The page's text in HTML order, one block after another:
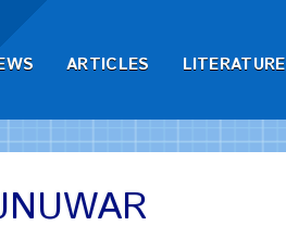
ARTICLES LITERATURE